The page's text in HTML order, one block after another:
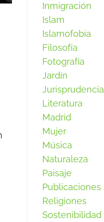
Inmigración
Islam
Islamofobia
Filosofía
Fotografía
Jardín
Jurisprudencia
Literatura
Madrid
Mujer
Música
Naturaleza
Paisaje
Publicaciones
Religiones
Sostenibilidad